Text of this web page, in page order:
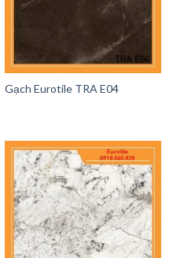
Gạch Eurotile TRA E04